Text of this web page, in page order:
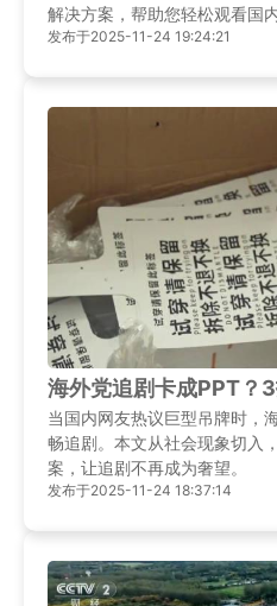
解决方案，帮助您轻松观看国
发布于2025-11-24 19:24:21
海外党追剧卡成PPT？
当国内网友热议巨型吊牌时，
畅追剧。本文从社会现象切入
案，让追剧不再成为奢望。
发布于2025-11-24 18:37:14